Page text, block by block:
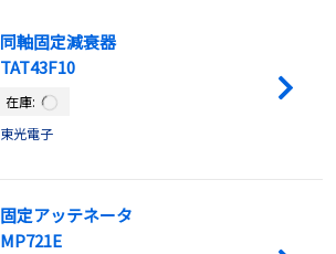
同軸固定減衰器
TAT43F10
在庫:
東光電子
固定アッテネータ
MP721E